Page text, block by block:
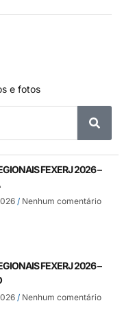
e fotos
FEXERJ 2026 –
Nenhum comentário
FEXERJ 2026 –
Nenhum comentário